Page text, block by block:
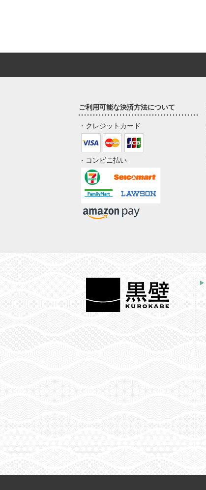
ご利用可能な決済方法について
・クレジットカード
・コンビニ払い